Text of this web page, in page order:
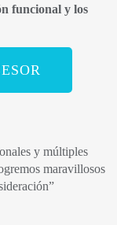
funcional y los
y múltiples
maravillosos